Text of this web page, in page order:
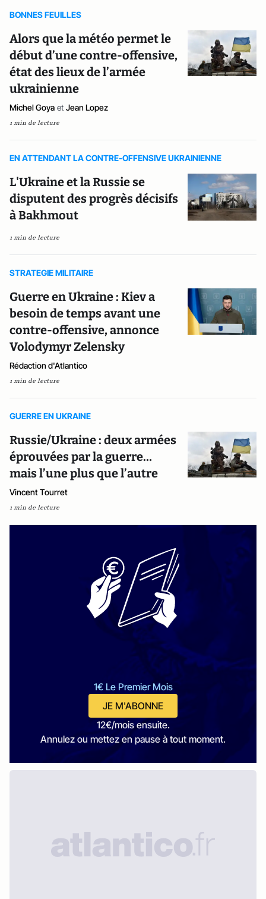
BONNES FEUILLES
Alors que la météo permet le
début d’une contre-offensive,
état des lieux de l’armée
ukrainienne
Michel Goya et Jean Lopez
1 min de lecture
EN ATTENDANT LA CONTRE-OFFENSIVE UKRAINIENNE
L'Ukraine et la Russie se
disputent des progrès décisifs
à Bakhmout
1 min de lecture
STRATEGIE MILITAIRE
Guerre en Ukraine : Kiev a
besoin de temps avant une
contre-offensive, annonce
Volodymyr Zelensky
Rédaction d'Atlantico
1 min de lecture
GUERRE EN UKRAINE
Russie/Ukraine : deux armées
éprouvées par la guerre…
mais l’une plus que l’autre
Vincent Tourret
1 min de lecture
1€ Le Premier Mois
JE M'ABONNE
12€/mois ensuite.
Annulez ou mettez en pause à tout moment.